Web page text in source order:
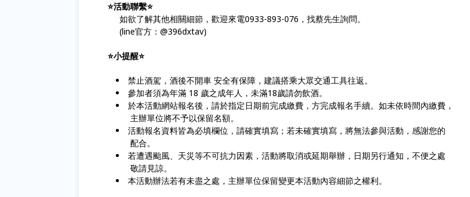
⭐️活動聯繫⭐️
如欲了解其他相關細節，歡迎來電0933-893-076，找蔡先生詢問。
(line官方：@396dxtav)
⭐️小提醒⭐️
禁止酒駕，酒後不開車 安全有保障，建議搭乘大眾交通工具往返。
參加者須為年滿 18 歲之成年人，未滿18歲請勿飲酒。
於本活動網站報名後，請於指定日期前完成繳費，方完成報名手續。如未依時間內繳費，
主辦單位將不予以保留名額。
活動報名資料皆為必填欄位，請確實填寫；若未確實填寫，將無法參與活動，感謝您的
配合。
若遭遇颱風、天災等不可抗力因素，活動將取消或延期舉辦，日期另行通知，不便之處
敬請見諒。
本活動辦法若有未盡之處，主辦單位保留變更本活動內容細節之權利。